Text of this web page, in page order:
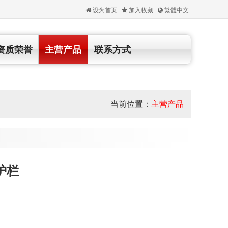
设为首页 加入收藏 繁體中文
质荣誉 主营产品 联系方式
当前位置： 主营产品
栏